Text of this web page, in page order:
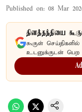
Published on: 08 Mar
தினத்தந்தியை
கூகுள்
உடனுக்குடன் பெற